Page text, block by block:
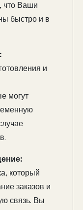
что Ваши
быстро и в
и
могут
который
заказов и
связь. Вы